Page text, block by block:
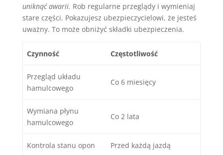
uniknąć awarii. Rob regularne przeglądy i wymieniaj
stare części. Pokazujesz ubezpieczycielowi, że jesteś
uważny. To może obniżyć składki ubezpieczenia.
Czynność Częstotliwość
Przegląd układu
hamulcowego
Co 6 miesięcy
Wymiana płynu
hamulcowego
Co 2 lata
Kontrola stanu opon Przed każdą jazdą